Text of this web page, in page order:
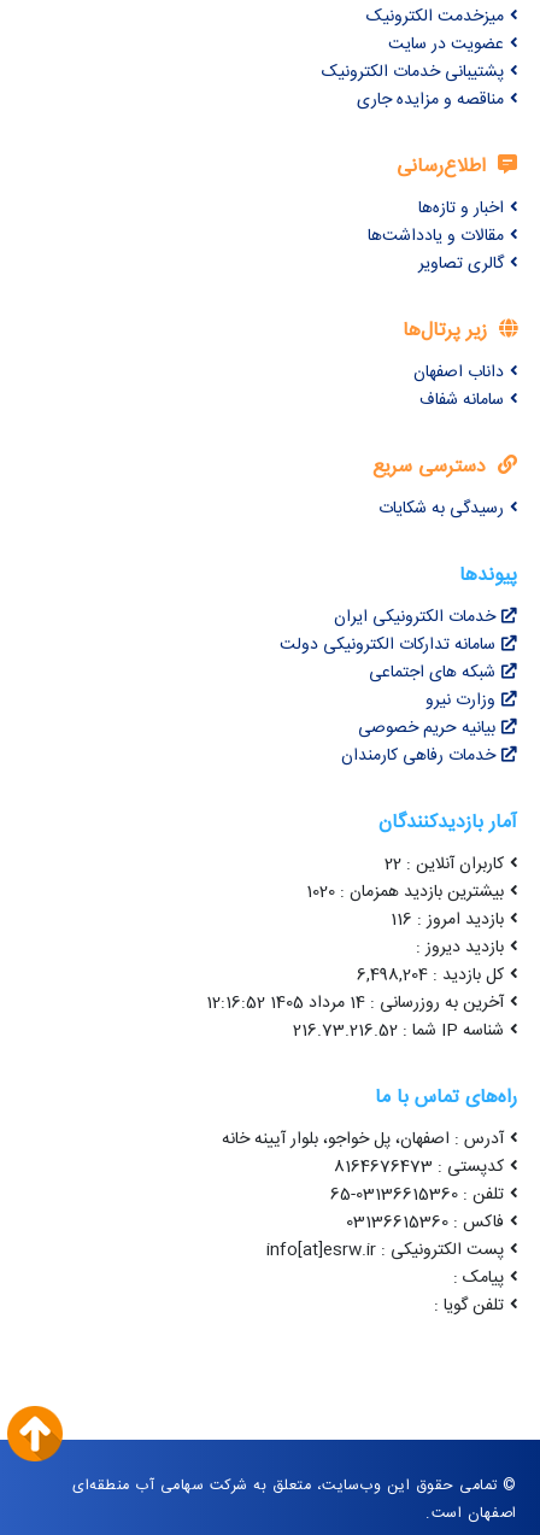
میزخدمت الکترونیک
عضویت در سایت
پشتیبانی خدمات الکترونیک
مناقصه و مزایده جاری
اطلاع‌رسانی
اخبار و تازه‌ها
مقالات و یادداشت‌ها
گالری تصاویر
زیر پرتال‌ها
داناب اصفهان
سامانه شفاف
دسترسی سریع
رسیدگی به شکایات
پیوندها
خدمات الکترونیکی ایران
سامانه تدارکات الکترونیکی دولت
شبکه های اجتماعی
وزارت نیرو
بیانیه حریم خصوصی
خدمات رفاهی کارمندان
آمار بازدیدکنندگان
کاربران آنلاین : 22
بیشترین بازدید همزمان : 1020
بازدید امروز : 116
بازدید دیروز :
کل بازدید : 6,498,204
آخرین به روزرسانی : 14 مرداد 1405 12:16:52
شناسه IP شما : 216.73.216.52
راه‌های تماس با ما
آدرس : اصفهان، پل خواجو، بلوار آیینه خانه
کدپستی : 8164676473
تلفن : 03136615360-65
فاکس : 03136615360
پست الکترونیکی : info[at]esrw.ir
پیامک :
تلفن گویا :
© تمامی حقوق این وب‌سایت، متعلق به شرکت سهامی آب منطقه‌ای
اصفهان است.